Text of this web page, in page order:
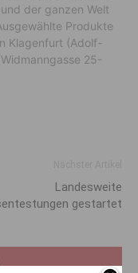
der ganzen Welt
Produkte
Klagenfurt (Adolf-
25-
Landesweite
gestartet